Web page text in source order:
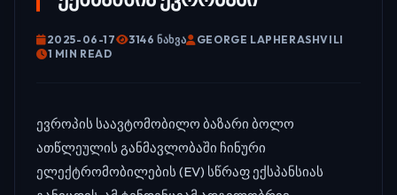
2025-06-17 3146 ᲜᲐᲮᲕᲐ
GEORGE LAPHERASHVILI
1 MIN READ
ევროპის საავტომობილო ბაზარი ბოლო
ათწლეულის განმავლობაში ჩინური
ელექტრომობილების (EV) სწრაფ ექსპანსიას